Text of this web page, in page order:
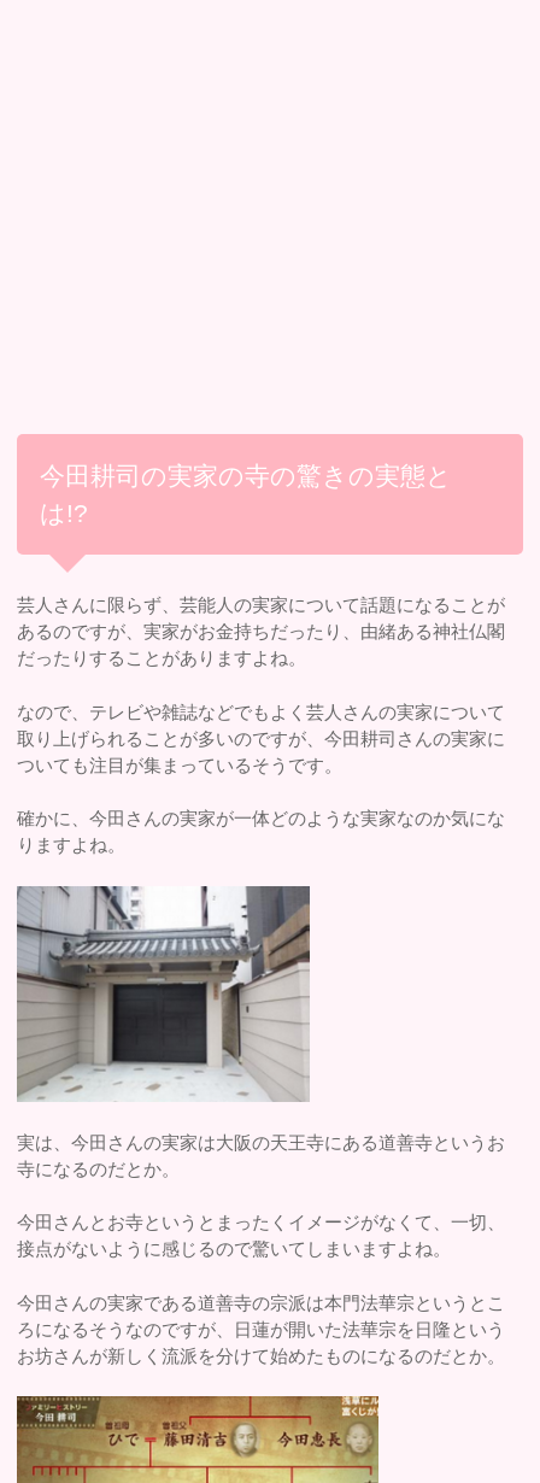
今田耕司の実家の寺の驚きの実態と
は!?
芸人さんに限らず、芸能人の実家について話題になることが
あるのですが、実家がお金持ちだったり、由緒ある神社仏閣
だったりすることがありますよね。
なので、テレビや雑誌などでもよく芸人さんの実家について
取り上げられることが多いのですが、今田耕司さんの実家に
ついても注目が集まっているそうです。
確かに、今田さんの実家が一体どのような実家なのか気にな
りますよね。
実は、今田さんの実家は大阪の天王寺にある道善寺というお
寺になるのだとか。
今田さんとお寺というとまったくイメージがなくて、一切、
接点がないように感じるので驚いてしまいますよね。
今田さんの実家である道善寺の宗派は本門法華宗というとこ
ろになるそうなのですが、日蓮が開いた法華宗を日隆という
お坊さんが新しく流派を分けて始めたものになるのだとか。